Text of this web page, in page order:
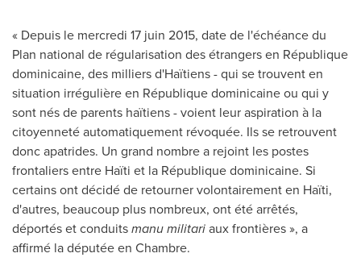
« Depuis le mercredi 17 juin 2015, date de l'échéance du
Plan national de régularisation des étrangers en République
dominicaine, des milliers d'Haïtiens - qui se trouvent en
situation irrégulière en République dominicaine ou qui y
sont nés de parents haïtiens - voient leur aspiration à la
citoyenneté automatiquement révoquée. Ils se retrouvent
donc apatrides. Un grand nombre a rejoint les postes
frontaliers entre Haïti et la République dominicaine. Si
certains ont décidé de retourner volontairement en Haïti,
d'autres, beaucoup plus nombreux, ont été arrêtés,
déportés et conduitsmanu militariaux frontières », a
affirmé la députée en Chambre.